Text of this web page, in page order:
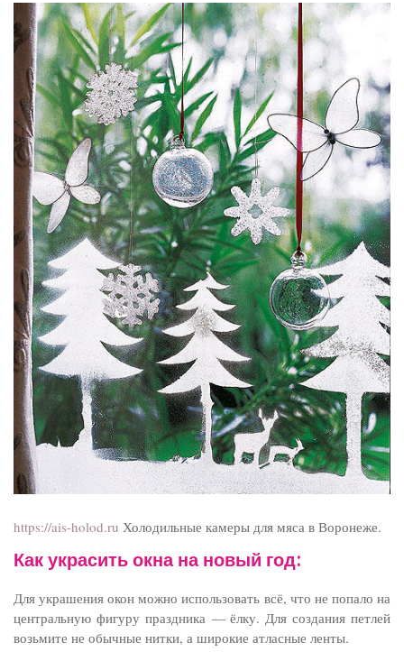
https://ais-holod.ru Холодильные камеры для мяса в Воронеже.
Как украсить окна на новый год:
Для украшения окон можно использовать всё, что не попало на
центральную фигуру праздника — ёлку. Для создания петлей
возьмите не обычные нитки, а широкие атласные ленты.